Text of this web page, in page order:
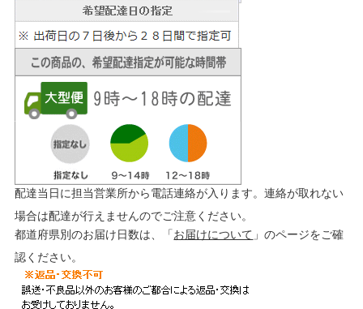
配達当日に担当営業所から電話連絡が入ります。連絡が取れない
場合は配達が行えませんのでご注意ください。
都道府県別のお届け日数は、「お届けについて 」のページをご確
認ください。